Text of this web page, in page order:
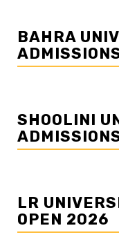
BAHRA
SHOOLINI
LR
OPEN 2026